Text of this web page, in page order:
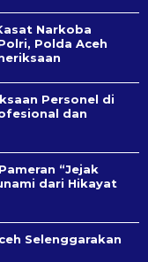
Narkoba
Polda Aceh
Personel di
dan
“Jejak
dari Hikayat
Selenggarakan